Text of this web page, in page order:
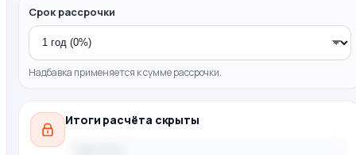
Срок рассрочки
Надбавка применяется к сумме рассрочки.
Итоги расчёта скрыты